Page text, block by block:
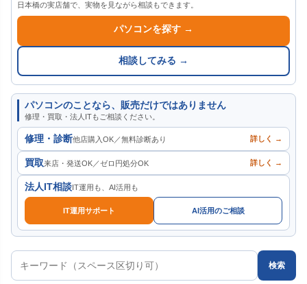
日本橋の実店舗で、実物を見ながら相談もできます。
パソコンを探す →
相談してみる →
パソコンのことなら、販売だけではありません
修理・買取・法人ITもご相談ください。
修理・診断他店購入OK／無料診断あり 詳しく →
買取来店・発送OK／ゼロ円処分OK 詳しく →
法人IT相談IT運用も、AI活用も
IT運用サポート AI活用のご相談
検索